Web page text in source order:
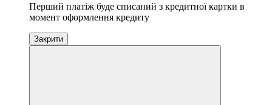
Перший платіж буде списаний з кредитної картки в
момент оформлення кредиту
Закрити